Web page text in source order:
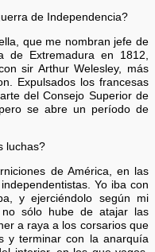
de Independencia?
que me nombran jefe de
de Extremadura en 1812,
sir Arthur Welesley, más
Expulsados los francesas
del Consejo Superior de
se abre un período de
luchas?
de América, en las
Yo iba con
y ejerciéndolo según mi
no sólo hube de atajar las
a raya a los corsarios que
y terminar con la anarquía